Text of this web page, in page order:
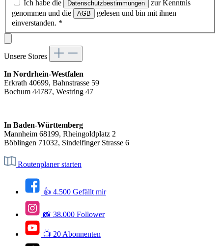
Ich habe die Datenschutzbestimmungen
zur Kenntnis
genommen und die
AGB
gelesen und bin mit ihnen
einverstanden. *
Unsere Stores
In Nordrhein-Westfalen
Erkrath 40699, Bahnstrasse 59
Bochum 44787, Westring 47
In Baden-Württemberg
Mannheim 68199, Rheingoldplatz 2
Böblingen 71032, Sindelfinger Strasse 6
Routenplaner starten
👍 4.500 Gefällt mir
📸 38.000 Follower
📺 20 Abonnenten